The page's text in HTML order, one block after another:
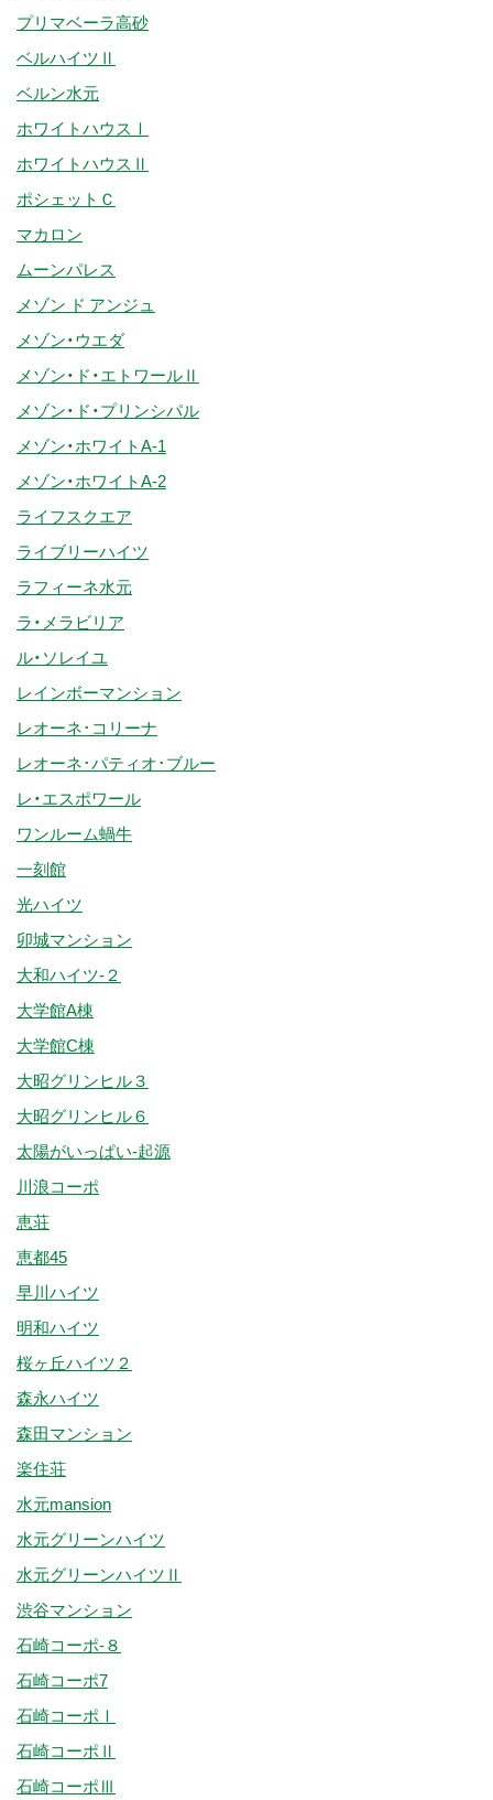
プリマベーラ高砂
ベルハイツⅡ
ベルン水元
ホワイトハウスⅠ
ホワイトハウスⅡ
ポシェットＣ
マカロン
ムーンパレス
メゾン ド アンジュ
メゾン・ウエダ
メゾン・ド・エトワールⅡ
メゾン・ド・プリンシパル
メゾン・ホワイトA-1
メゾン・ホワイトA-2
ライフスクエア
ライブリーハイツ
ラフィーネ水元
ラ・メラビリア
ル・ソレイユ
レインボーマンション
レオーネ･コリーナ
レオーネ･パティオ･ブルー
レ・エスポワール
ワンルーム蝸牛
一刻館
光ハイツ
卯城マンション
大和ハイツ-２
大学館A棟
大学館C棟
大昭グリンヒル３
大昭グリンヒル６
太陽がいっぱい-起源
川浪コーポ
恵荘
恵都45
早川ハイツ
明和ハイツ
桜ヶ丘ハイツ２
森永ハイツ
森田マンション
楽住荘
水元mansion
水元グリーンハイツ
水元グリーンハイツⅡ
渋谷マンション
石崎コーポ-８
石崎コーポ7
石崎コーポⅠ
石崎コーポⅡ
石崎コーポⅢ